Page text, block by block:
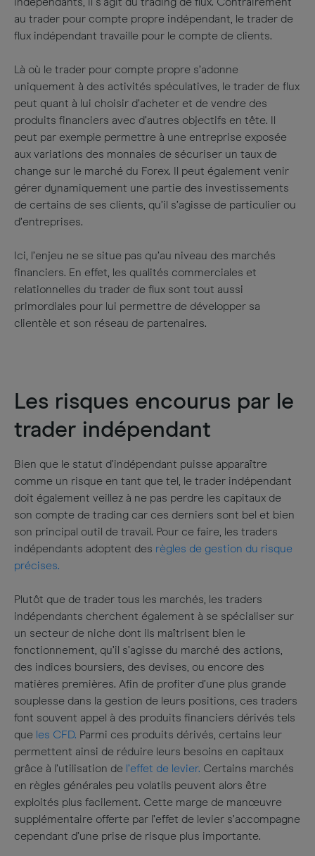
au trader pour compte propre indépendant, le trader de
flux indépendant travaille pour le compte de clients.
Là où le trader pour compte propre s’adonne
uniquement à des activités spéculatives, le trader de flux
peut quant à lui choisir d’acheter et de vendre des
produits financiers avec d’autres objectifs en tête. Il
peut par exemple permettre à une entreprise exposée
aux variations des monnaies de sécuriser un taux de
change sur le marché du Forex. Il peut également venir
gérer dynamiquement une partie des investissements
de certains de ses clients, qu’il s’agisse de particulier ou
d’entreprises.
Ici, l’enjeu ne se situe pas qu’au niveau des marchés
financiers. En effet, les qualités commerciales et
relationnelles du trader de flux sont tout aussi
primordiales pour lui permettre de développer sa
clientèle et son réseau de partenaires.
Les risques encourus par le
trader indépendant
Bien que le statut d’indépendant puisse apparaître
comme un risque en tant que tel, le trader indépendant
doit également veillez à ne pas perdre les capitaux de
son compte de trading car ces derniers sont bel et bien
son principal outil de travail. Pour ce faire, les traders
indépendants adoptent des règles de gestion du risque
précises.
Plutôt que de trader tous les marchés, les traders
indépendants cherchent également à se spécialiser sur
un secteur de niche dont ils maîtrisent bien le
fonctionnement, qu’il s’agisse du marché des actions,
des indices boursiers, des devises, ou encore des
matières premières. Afin de profiter d’une plus grande
souplesse dans la gestion de leurs positions, ces traders
font souvent appel à des produits financiers dérivés tels
que les CFD. Parmi ces produits dérivés, certains leur
permettent ainsi de réduire leurs besoins en capitaux
grâce à l’utilisation de l’effet de levier. Certains marchés
en règles générales peu volatils peuvent alors être
exploités plus facilement. Cette marge de manœuvre
supplémentaire offerte par l’effet de levier s’accompagne
cependant d’une prise de risque plus importante.